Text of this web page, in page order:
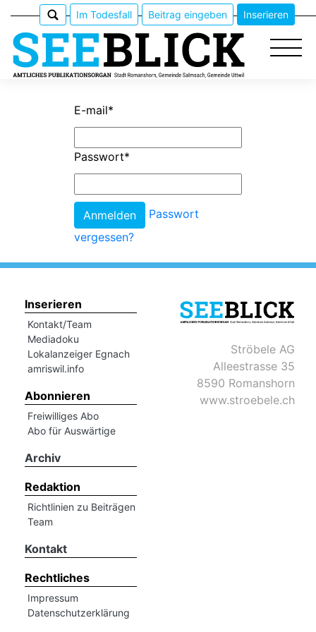
Veranstaltungen
Erlebnisführer
Romanshorn:
Mitteilungen
Im Todesfall Beitrag eingeben Inserieren
E-mail*
Passwort*
Passwort
vergessen?
Inserieren
Kontakt/Team
Mediadoku
Lokalanzeiger Egnach
amriswil.info
Abonnieren
Freiwilliges Abo
Abo für Auswärtige
Archiv
Redaktion
Richtlinien zu Beiträgen
Team
Kontakt
Rechtliches
Impressum
Datenschutzerklärung
Ströbele AG
Alleestrasse 35
8590 Romanshorn
www.stroebele.ch